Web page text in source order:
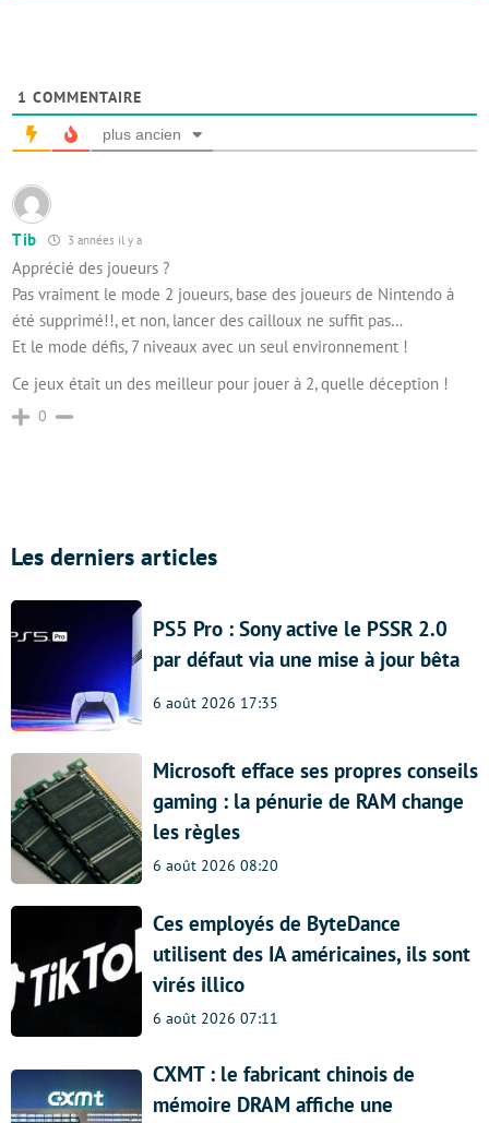
1 COMMENTAIRE
plus ancien
Tib 3 années il y a
Apprécié des joueurs ?
Pas vraiment le mode 2 joueurs, base des joueurs de Nintendo à
été supprimé!!, et non, lancer des cailloux ne suffit pas…
Et le mode défis, 7 niveaux avec un seul environnement !
Ce jeux était un des meilleur pour jouer à 2, quelle déception !
0
Les derniers articles
PS5 Pro : Sony active le PSSR 2.0
par défaut via une mise à jour bêta
6 août 2026 17:35
Microsoft efface ses propres conseils
gaming : la pénurie de RAM change
les règles
6 août 2026 08:20
Ces employés de ByteDance
utilisent des IA américaines, ils sont
virés illico
6 août 2026 07:11
CXMT : le fabricant chinois de
mémoire DRAM affiche une